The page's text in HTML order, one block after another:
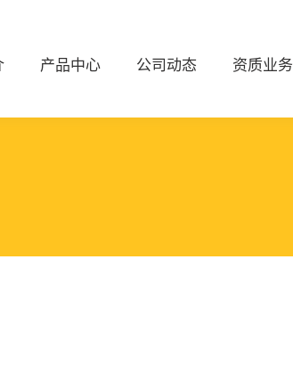
产品中心 公司动态 资质业务